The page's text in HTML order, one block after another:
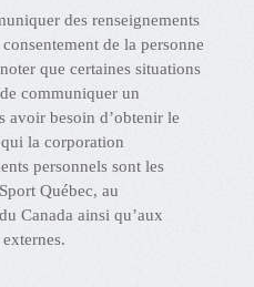
des renseignements
de la personne
que certaines situations
communiquer un
avoir besoin d’obtenir le
la corporation
personnels sont les
Québec, au
Canada ainsi qu’aux